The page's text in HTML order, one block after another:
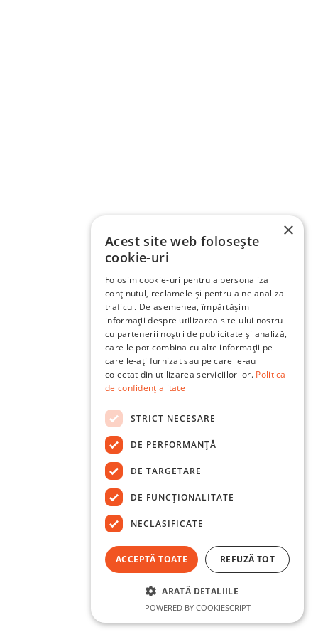
×
Acest site web folosește
cookie-uri
Folosim cookie-uri pentru a personaliza
conținutul, reclamele și pentru a ne analiza
traficul. De asemenea, împărtășim
informații despre utilizarea site-ului nostru
cu partenerii noștri de publicitate și analiză,
care le pot combina cu alte informații pe
care le-ați furnizat sau pe care le-au
colectat din utilizarea serviciilor lor. Politica
de confidențialitate
STRICT NECESARE
DE PERFORMANȚĂ
DE TARGETARE
DE FUNCŢIONALITATE
NECLASIFICATE
ACCEPTĂ TOATE REFUZĂ TOT
ARATĂ DETALIILE
POWERED BY COOKIESCRIPT